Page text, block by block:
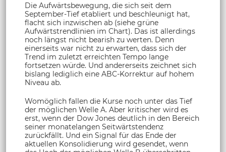
Die Aufwärtsbewegung, die sich seit dem
September-Tief etabliert und beschleunigt hat,
flacht sich inzwischen ab (siehe grüne
Aufwärtstrendlinien im Chart). Das ist allerdings
noch längst nicht bearish zu werten. Denn
einerseits war nicht zu erwarten, dass sich der
Trend im zuletzt erreichten Tempo lange
fortsetzen würde. Und andererseits zeichnet sich
bislang lediglich eine ABC-Korrektur auf hohem
Niveau ab.
Womöglich fallen die Kurse noch unter das Tief
der möglichen Welle A. Aber kritischer wird es
erst, wenn der Dow Jones deutlich in den Bereich
seiner monatelangen Seitwärtstendenz
zurückfällt. Und ein Signal für das Ende der
aktuellen Konsolidierung wird gesendet, wenn